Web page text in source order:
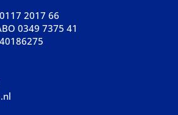
2017 66
0349 7375 41